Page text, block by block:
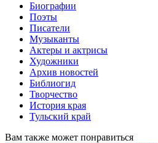
Биографии
Поэты
Писатели
Музыканты
Актеры и актрисы
Художники
Архив новостей
Библиогид
Творчество
История края
Тульский край
Вам также может понравиться